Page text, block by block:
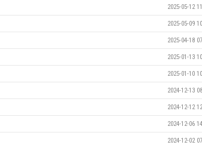
2025-05-12
2025-05-09
2025-04-18
2025-01-13
2025-01-10
2024-12-13
2024-12-12
2024-12-06
2024-12-02